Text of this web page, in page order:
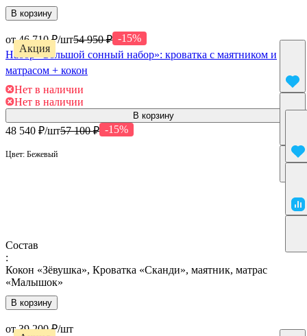
В корзину
Акция
от 46 710 ₽/шт54 950 ₽ -15%
Набор «Большой сонный набор»: кроватка с маятником и
матрасом + кокон
Нет в наличии
В корзину
Нет в наличии
В корзину
48 540 ₽/шт57 100 ₽ -15%
Цвет: Бежевый
Состав
:
Кокон «Зёвушка», Кроватка «Сканди», маятник, матрас
«Малышок»
от 39 200 ₽/шт